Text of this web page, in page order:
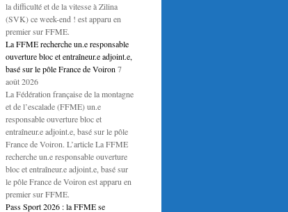
la difficulté et de la vitesse à Zilina
(SVK) ce week-end ! est apparu en
premier sur FFME.
La FFME recherche un.e responsable
ouverture bloc et entraîneur.e adjoint.e,
basé sur le pôle France de Voiron 7
août 2026
La Fédération française de la montagne
et de l’escalade (FFME) un.e
responsable ouverture bloc et
entraîneur.e adjoint.e, basé sur le pôle
France de Voiron. L’article La FFME
recherche un.e responsable ouverture
bloc et entraîneur.e adjoint.e, basé sur
le pôle France de Voiron est apparu en
premier sur FFME.
Pass Sport 2026 : la FFME se